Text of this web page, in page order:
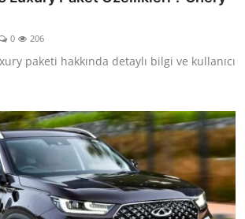
0 206
paketi hakkında detaylı bilgi ve kullanıcı